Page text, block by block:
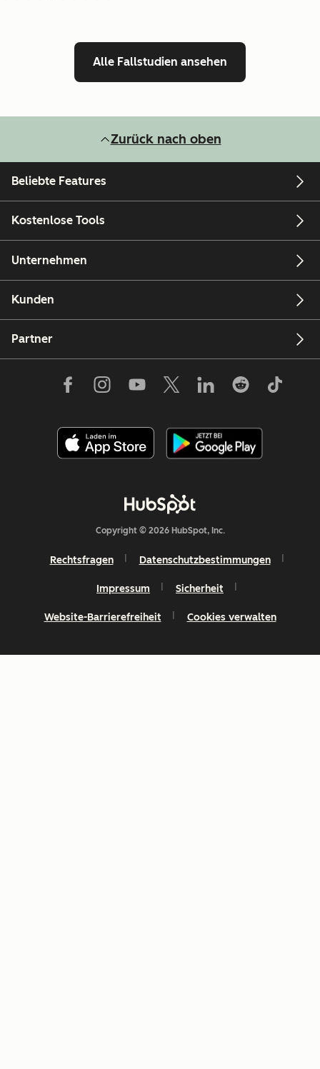
Alle Fallstudien ansehen
Zurück nach oben
Beliebte Features
Kostenlose Tools
Unternehmen
Kunden
Partner
Copyright © 2026 HubSpot, Inc.
Rechtsfragen Datenschutzbestimmungen
Impressum Sicherheit
Website-Barrierefreiheit Cookies verwalten